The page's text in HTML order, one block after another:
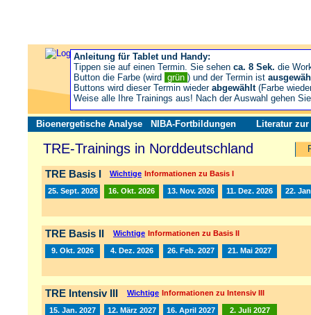
Bioenergetische Analyse NIBA-Fortbildungen Literatur zur
TRE-Trainings in Norddeutschland
TRE Basis I Wichtige Informationen zu Basis I
25. Sept. 2026 16. Okt. 2026 13. Nov. 2026 11. Dez. 2026 22.
TRE Basis II Wichtige Informationen zu Basis II
9. Okt. 2026 4. Dez. 2026 26. Feb. 2027 21. Mai 2027
TRE Intensiv III Wichtige Informationen zu Intensiv III
15. Jan. 2027 12. März 2027 16. April 2027 2. Juli 2027
Anleitung für Tablet und Handy:
Tippen sie auf einen Termin. Sie sehen ca. 8 Sek. die
Button die Farbe (wird grün ) und der Termin ist
Buttons wird dieser Termin wieder abgewählt(Farbe
Weise alle Ihre Trainings aus! Nach der Auswahl gehen